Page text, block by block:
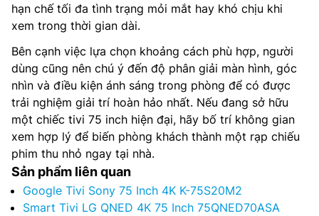
hạn chế tối đa tình trạng mỏi mắt hay khó chịu khi
xem trong thời gian dài.
Bên cạnh việc lựa chọn khoảng cách phù hợp, người
dùng cũng nên chú ý đến độ phân giải màn hình, góc
nhìn và điều kiện ánh sáng trong phòng để có được
trải nghiệm giải trí hoàn hảo nhất. Nếu đang sở hữu
một chiếc tivi 75 inch hiện đại, hãy bố trí không gian
xem hợp lý để biến phòng khách thành một rạp chiếu
phim thu nhỏ ngay tại nhà.
Sản phẩm liên quan
Google Tivi Sony 75 Inch 4K K-75S20M2
Smart Tivi LG QNED 4K 75 Inch 75QNED70ASA